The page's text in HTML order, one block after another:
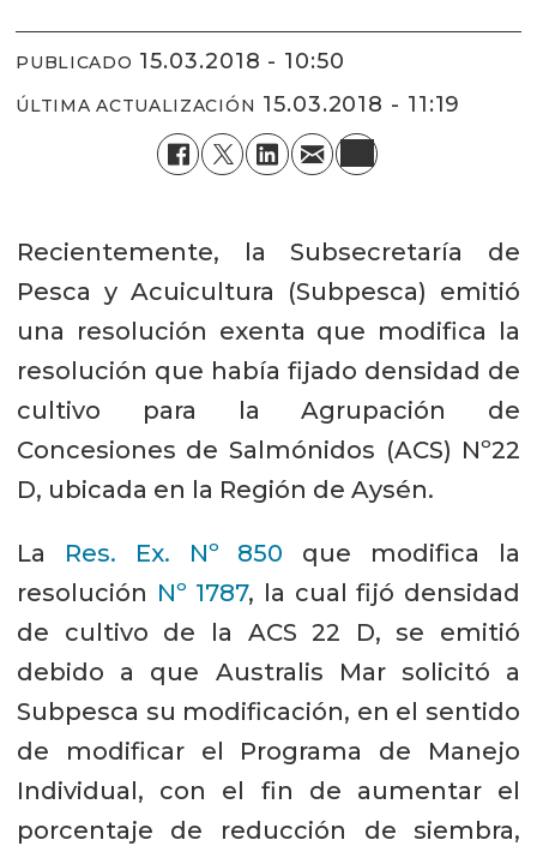
PUBLICADO 15.03.2018 - 10:50
ÚLTIMA ACTUALIZACIÓN 15.03.2018 - 11:19
Recientemente, la Subsecretaría de
Pesca y Acuicultura (Subpesca) emitió
una resolución exenta que modifica la
resolución que había fijado densidad de
cultivo para la Agrupación de
Concesiones de Salmónidos (ACS) Nº22
D, ubicada en la Región de Aysén.
La Res. Ex. Nº 850 que modifica la
resolución Nº 1787, la cual fijó densidad
de cultivo de la ACS 22 D, se emitió
debido a que Australis Mar solicitó a
Subpesca su modificación, en el sentido
de modificar el Programa de Manejo
Individual, con el fin de aumentar el
porcentaje de reducción de siembra,